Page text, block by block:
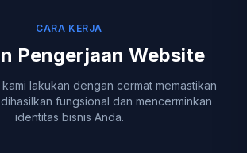
CARA KERJA
Pengerjaan Website
lakukan dengan cermat memastikan
fungsional dan mencerminkan
identitas bisnis Anda.